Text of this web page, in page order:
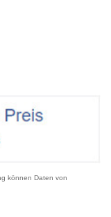
können Daten von